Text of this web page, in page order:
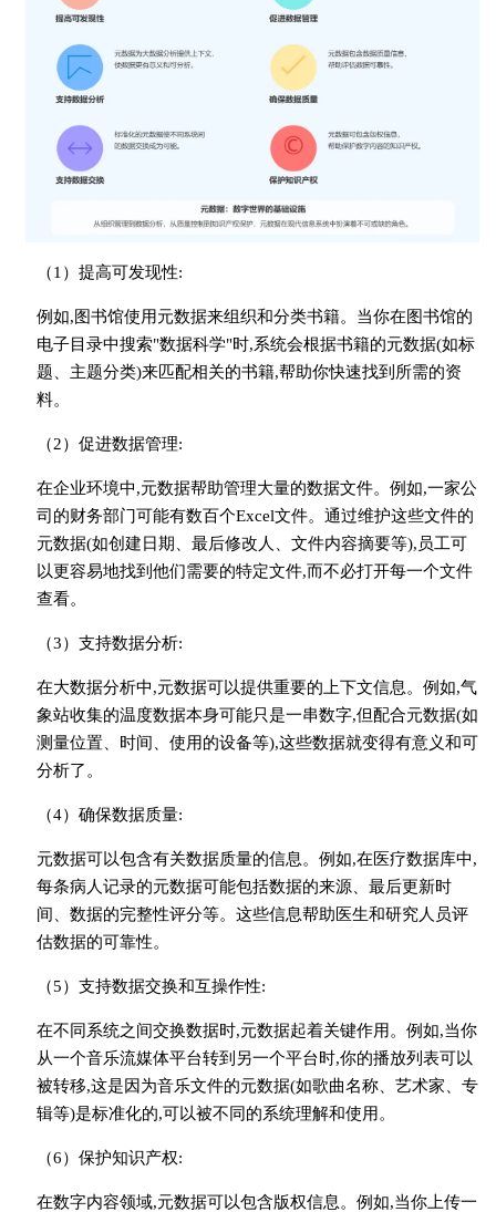
（1）提高可发现性:
例如,图书馆使用元数据来组织和分类书籍。当你在图书馆的
电子目录中搜索"数据科学"时,系统会根据书籍的元数据(如标
题、主题分类)来匹配相关的书籍,帮助你快速找到所需的资
料。
（2）促进数据管理:
在企业环境中,元数据帮助管理大量的数据文件。例如,一家公
司的财务部门可能有数百个Excel文件。通过维护这些文件的
元数据(如创建日期、最后修改人、文件内容摘要等),员工可
以更容易地找到他们需要的特定文件,而不必打开每一个文件
查看。
（3）支持数据分析:
在大数据分析中,元数据可以提供重要的上下文信息。例如,气
象站收集的温度数据本身可能只是一串数字,但配合元数据(如
测量位置、时间、使用的设备等),这些数据就变得有意义和可
分析了。
（4）确保数据质量:
元数据可以包含有关数据质量的信息。例如,在医疗数据库中,
每条病人记录的元数据可能包括数据的来源、最后更新时
间、数据的完整性评分等。这些信息帮助医生和研究人员评
估数据的可靠性。
（5）支持数据交换和互操作性:
在不同系统之间交换数据时,元数据起着关键作用。例如,当你
从一个音乐流媒体平台转到另一个平台时,你的播放列表可以
被转移,这是因为音乐文件的元数据(如歌曲名称、艺术家、专
辑等)是标准化的,可以被不同的系统理解和使用。
（6）保护知识产权:
在数字内容领域,元数据可以包含版权信息。例如,当你上传一